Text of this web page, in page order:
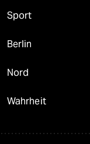
Sport
Berlin
Nord
Wahrheit